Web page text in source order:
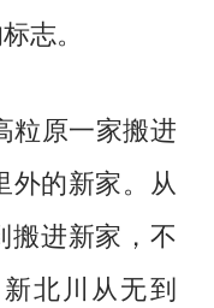
志。
原一家搬进
外的新家。从
搬进新家，不
北川从无到